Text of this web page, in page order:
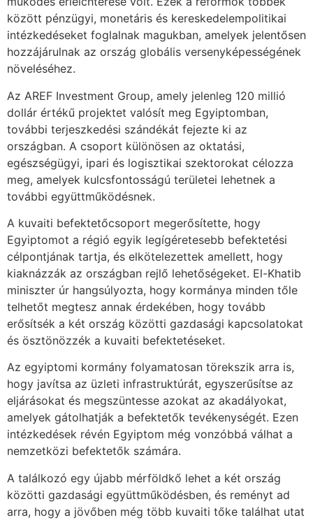
között pénzügyi, monetáris és kereskedelempolitikai
intézkedéseket foglalnak magukban, amelyek jelentősen
hozzájárulnak az ország globális versenyképességének
növeléséhez.
Az AREF Investment Group, amely jelenleg 120 millió
dollár értékű projektet valósít meg Egyiptomban,
további terjeszkedési szándékát fejezte ki az
országban. A csoport különösen az oktatási,
egészségügyi, ipari és logisztikai szektorokat célozza
meg, amelyek kulcsfontosságú területei lehetnek a
további együttműködésnek.
A kuvaiti befektetőcsoport megerősítette, hogy
Egyiptomot a régió egyik legígéretesebb befektetési
célpontjának tartja, és elkötelezettek amellett, hogy
kiaknázzák az országban rejlő lehetőségeket. El-Khatib
miniszter úr hangsúlyozta, hogy kormánya minden tőle
telhetőt megtesz annak érdekében, hogy tovább
erősítsék a két ország közötti gazdasági kapcsolatokat
és ösztönözzék a kuvaiti befektetéseket.
Az egyiptomi kormány folyamatosan törekszik arra is,
hogy javítsa az üzleti infrastruktúrát, egyszerűsítse az
eljárásokat és megszüntesse azokat az akadályokat,
amelyek gátolhatják a befektetők tevékenységét. Ezen
intézkedések révén Egyiptom még vonzóbbá válhat a
nemzetközi befektetők számára.
A találkozó egy újabb mérföldkő lehet a két ország
közötti gazdasági együttműködésben, és reményt ad
arra, hogy a jövőben még több kuvaiti tőke találhat utat